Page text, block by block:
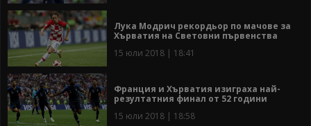
Лука Модрич рекордьор по мачове за
Хърватия на Световни първенства
15 юли 2018 | 18:41
Франция и Хърватия изиграха най-
резултатния финал от 52 години
15 юли 2018 | 18:58